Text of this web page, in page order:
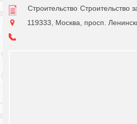
Строительство Строительство
119333, Москва, просп.